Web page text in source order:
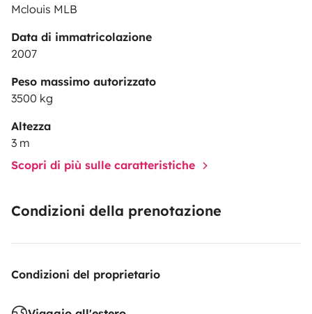
Mclouis MLB
Data di immatricolazione
2007
Peso massimo autorizzato
3500 kg
Altezza
3 m
Scopri di più sulle caratteristiche
Condizioni della prenotazione
Condizioni del proprietario